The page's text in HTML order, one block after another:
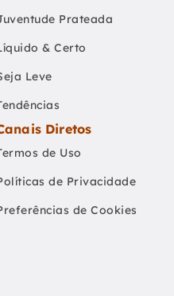
Prateada
& Certo
Leve
Diretos
de Uso
de Privacidade
de Cookies